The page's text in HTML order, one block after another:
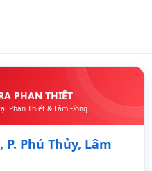
PHAN THIẾT
Phan Thiết & Lâm Đồng
P. Phú Thủy, Lâm